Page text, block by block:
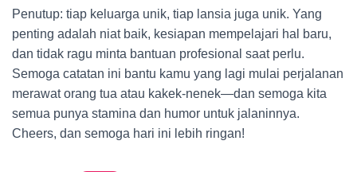
Penutup: tiap keluarga unik, tiap lansia juga unik. Yang
penting adalah niat baik, kesiapan mempelajari hal baru,
dan tidak ragu minta bantuan profesional saat perlu.
Semoga catatan ini bantu kamu yang lagi mulai perjalanan
merawat orang tua atau kakek-nenek—dan semoga kita
semua punya stamina dan humor untuk jalaninnya.
Cheers, dan semoga hari ini lebih ringan!